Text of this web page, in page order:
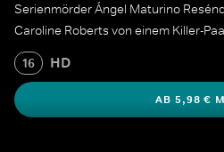
Serienmörder Ángel Maturino
Caroline Roberts von einem Killer-
16 HD
AB 5,98 €